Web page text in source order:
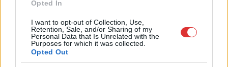
Opted In
I want to opt-out of Collection, Use,
Retention, Sale, and/or Sharing of my
Personal Data that Is Unrelated with the
Purposes for which it was collected.
Opted Out